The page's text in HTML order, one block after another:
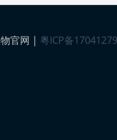
官网 | 粤ICP备